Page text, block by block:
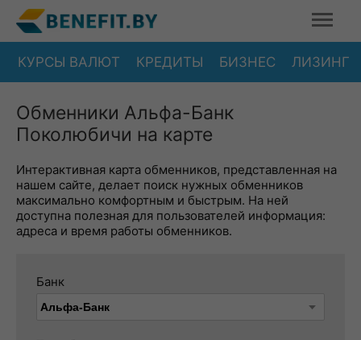
КУРСЫ ВАЛЮТ КРЕДИТЫ БИЗНЕС ЛИЗИНГ
Обменники Альфа-Банк
Поколюбичи на карте
Интерактивная карта обменников, представленная на
нашем сайте, делает поиск нужных обменников
максимально комфортным и быстрым. На ней
доступна полезная для пользователей информация:
адреса и время работы обменников.
Банк